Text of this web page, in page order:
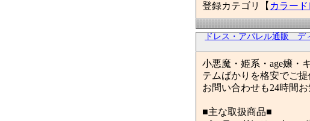
登録カテゴリ【 カラード
ドレス・アパレル通販 デ
小悪魔・姫系・age嬢・
テムばかりを格安でご
お問い合わせも24時間
■主な取扱商品■